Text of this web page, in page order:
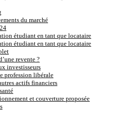
du marché
étudiant en tant que locataire
étudiant en tant que locataire
revente ?
investisseurs
profession libérale
actifs financiers
et couverture proposée